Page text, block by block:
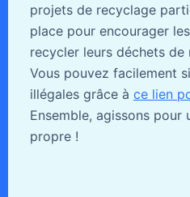
projets de recyclage
place pour encourager
recycler leurs déchets de
Vous pouvez facilement
illégales grâce à ce lien
Ensemble, agissons pour
propre !